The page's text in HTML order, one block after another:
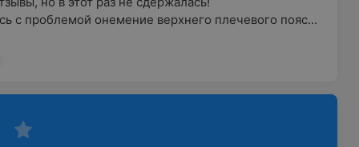
с проблемой онемение верхнего плечевого пояс...